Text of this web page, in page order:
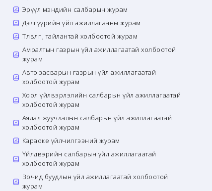
Эрүүл мэндийн салбарын журам
Дэлгүүрийн үйл ажиллагааны журам
Төлөвлөгөө, тайлантай холбоотой журам
Амралтын газрын үйл ажиллагаатай холбоотой
журам
Авто засварын газрын үйл ажиллагаатай
холбоотой журам
Хоол үйлвэрлэлийн салбарын үйл ажиллагаатай
холбоотой журам
Аялал жуучлалын салбарын үйл ажиллагаатай
холбоотой журам
Караоке үйлчилгээний журам
Үйлдвэрийн салбарын үйл ажиллагаатай
холбоотой журам
Зочид буудлын үйл ажиллагаатай холбоотой
журам